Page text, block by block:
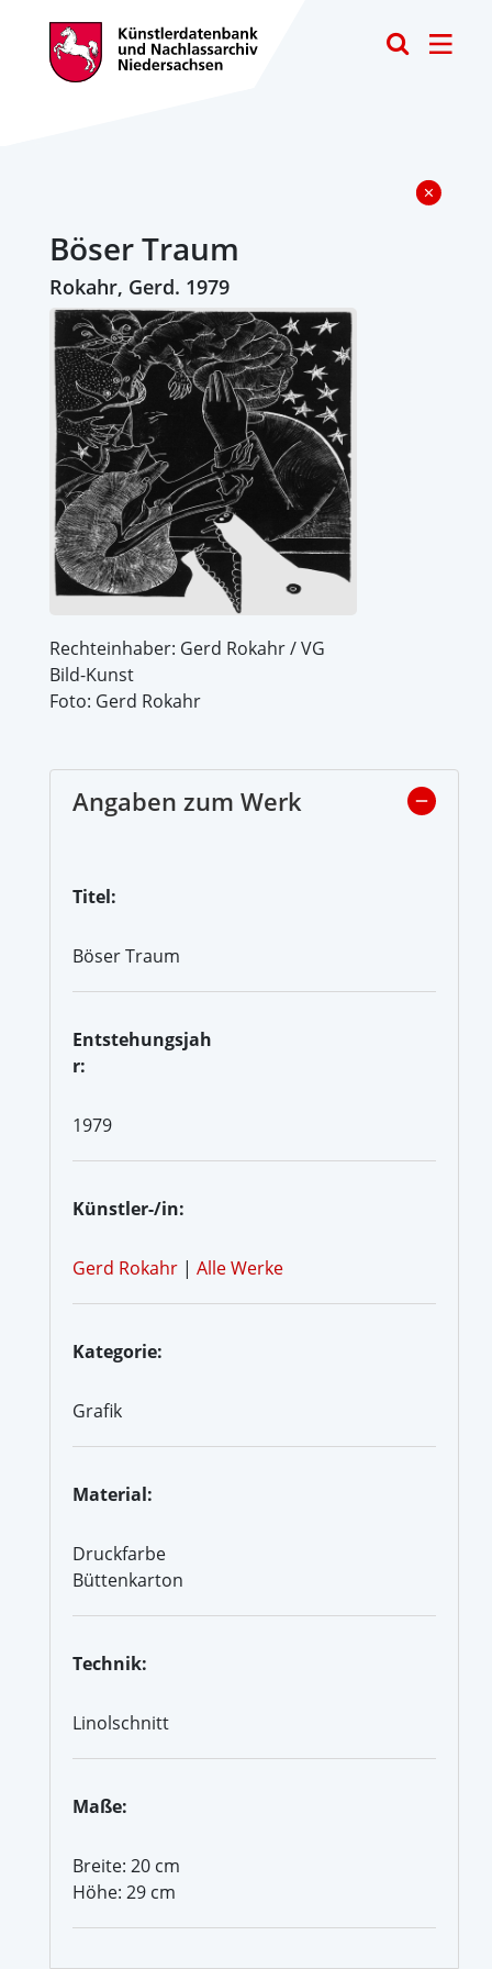
Böser Traum
Rokahr, Gerd. 1979
Rechteinhaber: Gerd Rokahr / VG
Bild-Kunst
Foto: Gerd Rokahr
Angaben zum Werk
Titel:
Böser Traum
Entstehungsjah
r:
1979
Künstler-/in:
Gerd Rokahr | Alle Werke
Kategorie:
Grafik
Material:
Druckfarbe
Büttenkarton
Technik:
Linolschnitt
Maße:
Breite: 20 cm
Höhe: 29 cm